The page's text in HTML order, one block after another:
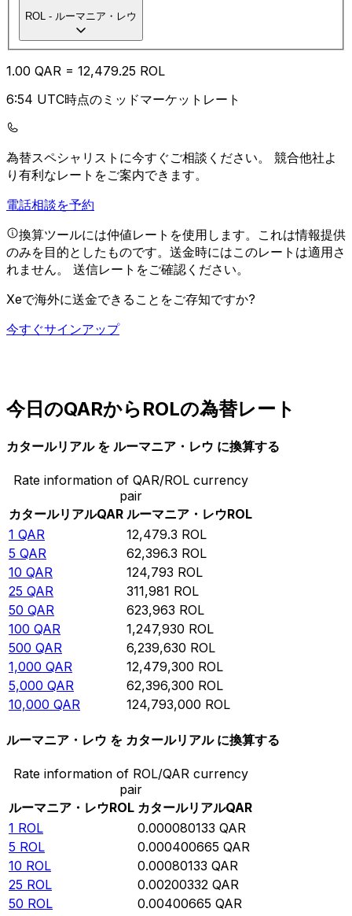
ROL - ルーマニア・レウ
1.00 QAR = 12,479.25 ROL
6:54 UTC時点のミッドマーケットレート
為替スペシャリストに今すぐご相談ください。 競合他社よ
り有利なレートをご案内できます。
電話相談を予約
換算ツールには仲値レートを使用します。これは情報提供
のみを目的としたものです。送金時にはこのレートは適用さ
れません。 送信レートをご確認ください。
Xeで海外に送金できることをご存知ですか?
今すぐサインアップ
今日のQARからROLの為替レート
カタールリアル を ルーマニア・レウ に換算する
Rate information of QAR/ROL currency
pair
カタールリアルQAR ルーマニア・レウROL
1 QAR 12,479.3 ROL
5 QAR 62,396.3 ROL
10 QAR 124,793 ROL
25 QAR 311,981 ROL
50 QAR 623,963 ROL
100 QAR 1,247,930 ROL
500 QAR 6,239,630 ROL
1,000 QAR 12,479,300 ROL
5,000 QAR 62,396,300 ROL
10,000 QAR 124,793,000 ROL
ルーマニア・レウ を カタールリアル に換算する
Rate information of ROL/QAR currency
pair
ルーマニア・レウROL カタールリアルQAR
1 ROL 0.000080133 QAR
5 ROL 0.000400665 QAR
10 ROL 0.00080133 QAR
25 ROL 0.00200332 QAR
50 ROL 0.00400665 QAR